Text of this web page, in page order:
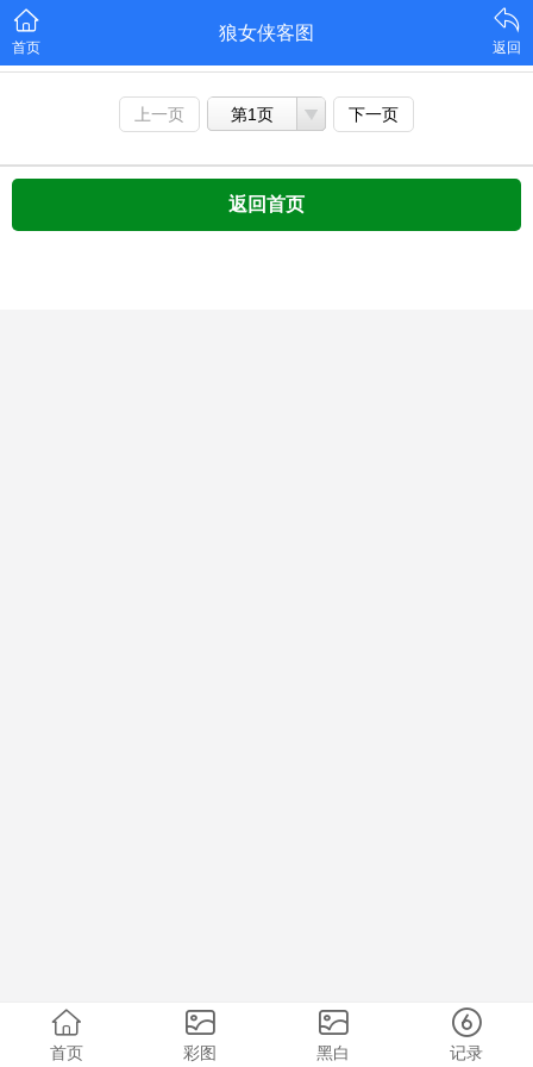
首页
狼女侠客图
返回
上一页 第1页 下一页
返回首页
首页 彩图 黑白 记录